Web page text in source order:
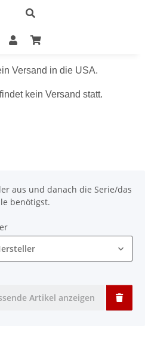
Versand in die USA.
kein Versand statt.
aus und danach die Serie/das
benötigst.
Artikel anzeigen